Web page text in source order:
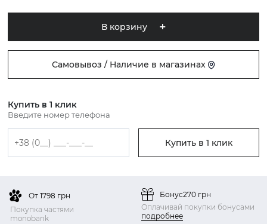
В корзину
Самовывоз / Наличие в магазинах
Купить в 1 клик
Введите номер телефона
Купить в 1 клик
От 1798 грн
Покупка частями
monobank
Бонус270 грн
Оплачивай покупки бонусами
подробнее